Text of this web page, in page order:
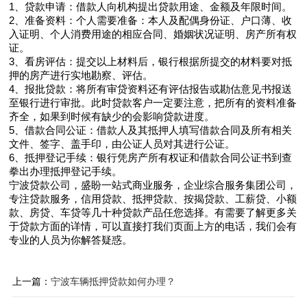
1、贷款申请：借款人向机构提出贷款用途、金额及年限时间。
2、准备资料：个人需要准备：本人及配偶身份证、户口薄、收
入证明、个人消费用途的相应合同、婚姻状况证明、房产所有权
证。
3、看房评估：提交以上材料后，银行根据所提交的材料要对抵
押的房产进行实地勘察、评估。
4、报批贷款：将所有审贷资料还有评估报告或勘估意见书报送
至银行进行审批。此时贷款客户一定要注意，把所有的资料准备
齐全，如果到时候有缺少的会影响贷款进度。
5、借款合同公证：借款人及其抵押人填写借款合同及所有相关
文件、签字、盖手印，由公证人员对其进行公证。
6、抵押登记手续：银行凭房产所有权证和借款合同公证书到查
拳出办理抵押登记手续。
宁波贷款公司，盛盼一站式商业服务，企业综合服务集团公司，
专注贷款服务，信用贷款、抵押贷款、按揭贷款、工薪贷、小额
款、房贷、车贷等几十种贷款产品任您选择。有需要了解更多关
于贷款方面的详情，可以直接打我们页面上方的电话，我们会有
专业的人员为你解答疑惑。
上一篇： 宁波车辆抵押贷款如何办理？